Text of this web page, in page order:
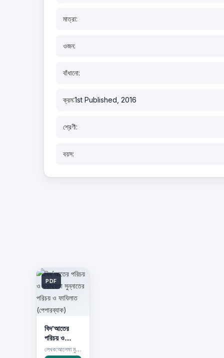
মাত্রা:
ওজন:
বাঁধানো:
ক্রম:1st Published, 2016
শ্রেণী:
বয়স:
PDF
বিদ’আতের
পরিচয় ও
ভয়াবহতা
লেখক:আলেমা মুর্শিদা বিনতে ছাদী ,